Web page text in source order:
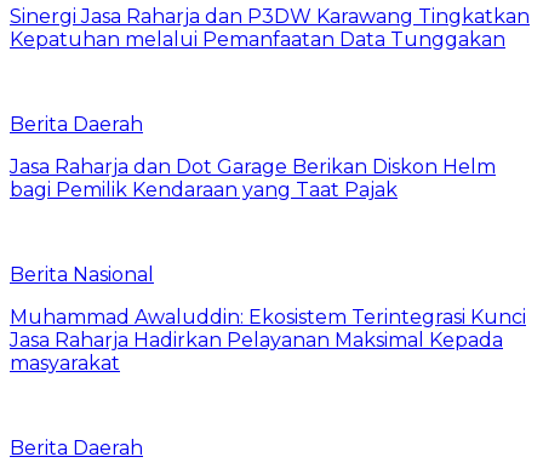
Sinergi Jasa Raharja dan P3DW Karawang Tingkatkan
Kepatuhan melalui Pemanfaatan Data Tunggakan
Berita Daerah
Jasa Raharja dan Dot Garage Berikan Diskon Helm
bagi Pemilik Kendaraan yang Taat Pajak
Berita Nasional
Muhammad Awaluddin: Ekosistem Terintegrasi Kunci
Jasa Raharja Hadirkan Pelayanan Maksimal Kepada
masyarakat
Berita Daerah